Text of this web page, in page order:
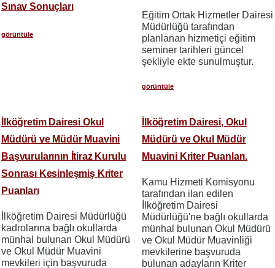
Sınav Sonuçları
görüntüle
Eğitim Ortak Hizmetler Dairesi
Müdürlüğü tarafından
planlanan hizmetiçi eğitim
seminer tarihleri güncel
şekliyle ekte sunulmuştur.
görüntüle
İlköğretim Dairesi Okul
Müdürü ve Müdür Muavini
Başvurularının İtiraz Kurulu
Sonrası Kesinleşmiş Kriter
Puanları
İlköğretim Dairesi Müdürlüğü
kadrolarına bağlı okullarda
münhal bulunan Okul Müdürü
ve Okul Müdür Muavini
mevkileri için başvuruda
İlköğretim Dairesi, Okul
Müdürü ve Okul Müdür
Muavini Kriter Puanları.
Kamu Hizmeti Komisyonu
tarafından ilan edilen
İlköğretim Dairesi
Müdürlüğü'ne bağlı okullarda
münhal bulunan Okul Müdürü
ve Okul Müdür Muavinliği
mevkilerine başvuruda
bulunan adayların Kriter